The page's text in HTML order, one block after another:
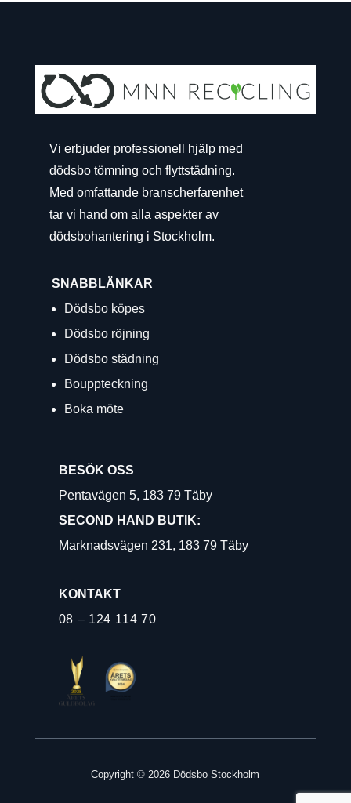
Vi erbjuder professionell hjälp med
dödsbo tömning och flyttstädning.
Med omfattande branscherfarenhet
tar vi hand om alla aspekter av
dödsbohantering i Stockholm.
SNABBLÄNKAR
Dödsbo köpes
Dödsbo röjning
Dödsbo städning
Bouppteckning
Boka möte
BESÖK OSS
Pentavägen 5, 183 79 Täby
SECOND HAND BUTIK:
Marknadsvägen 231, 183 79 Täby
KONTAKT
08 – 124 114 70
Copyright © 2026 Dödsbo Stockholm